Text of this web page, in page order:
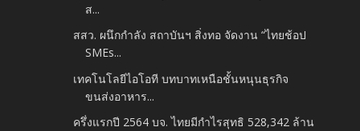
ส...
สสว. ผนึกกำลัง สถาบันฯ สิ่งทอ จัดงาน “ไทยช้อป
SMEs...
เทคโนโลยีไอโอที บทบาทเหนือชั้นหนุนธุรกิจ
ขนส่งอาหาร...
ครึ่งแรกปี 2564 บจ. ไทยมีกำไรสุทธิ 528,342 ล้าน